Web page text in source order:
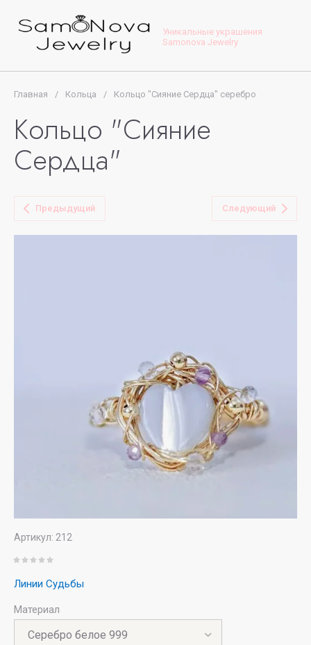
Уникальные украшения
Samonova Jewelry
Главная / Кольца / Кольцо "Сияние Сердца" серебро
Кольцо "Сияние
Сердца"
Предыдущий Следующий
Артикул: 212
Линии Судьбы
Материал